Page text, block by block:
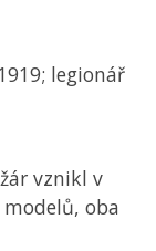
legionář
vznikl v
oba